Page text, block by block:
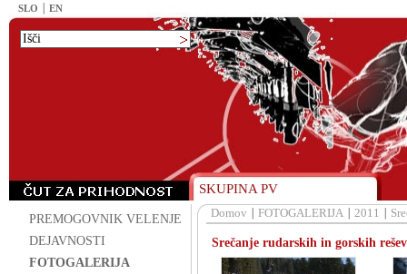
SLO EN
SKUPINA PV
PREMOGOVNIK VELENJE
DEJAVNOSTI
FOTOGALERIJA
Domov FOTOGALERIJA 2011
Srečanje rudarskih in gorskih